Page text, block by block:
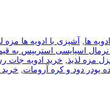
ها آشپزی با ادویه ها مزه
اسپایسی استریپس به
مزه لذیذ خرید ادویه جات
پودر دود و کره آرومات